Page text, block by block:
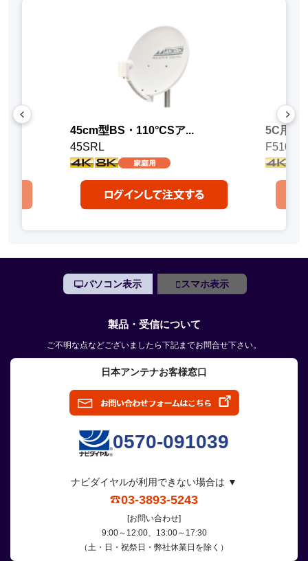
45cm型BS・110°CSア...
45SRL
5C用F
F510
パソコン表示 スマホ表示
製品・受信について
ご不明な点などございましたら下記までお問合せ下さい。
日本アンテナお客様窓口
0570-091039
ナビダイヤルが利用できない場合は ▼
03-3893-5243
[お問い合わせ]
9:00～12:00、13:00～17:30
（土・日・祝祭日・弊社休業日を除く）